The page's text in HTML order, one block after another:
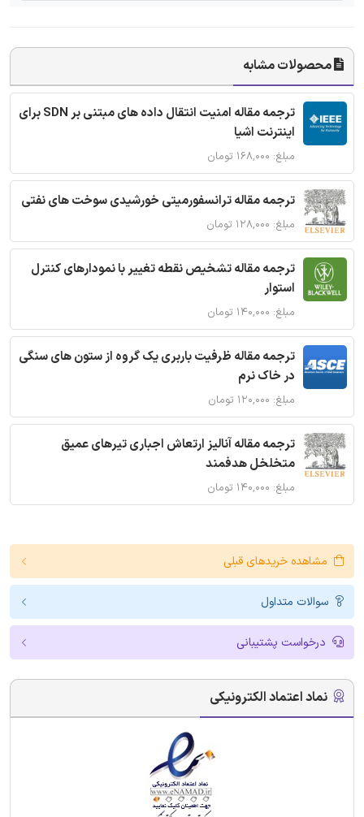
محصولات مشابه
ترجمه مقاله امنیت انتقال داده های مبتنی بر SDN برای
اینترنت اشیا
مبلغ: ۱۶۸,۰۰۰ تومان
ترجمه مقاله ترانسفورمیتی خورشیدی سوخت های نفتی
مبلغ: ۱۲۸,۰۰۰ تومان
ترجمه مقاله تشخیص نقطه تغییر با نمودارهای کنترل
استوار
مبلغ: ۱۴۰,۰۰۰ تومان
ترجمه مقاله ظرفیت باربری یک گروه از ستون های سنگی
در خاک نرم
مبلغ: ۱۲۰,۰۰۰ تومان
ترجمه مقاله آنالیز ارتعاش اجباری تیرهای عمیق
متخلخل هدفمند
مبلغ: ۱۴۰,۰۰۰ تومان
مشاهده خریدهای قبلی
سوالات متداول
درخواست پشتیبانی
نماد اعتماد الکترونیکی